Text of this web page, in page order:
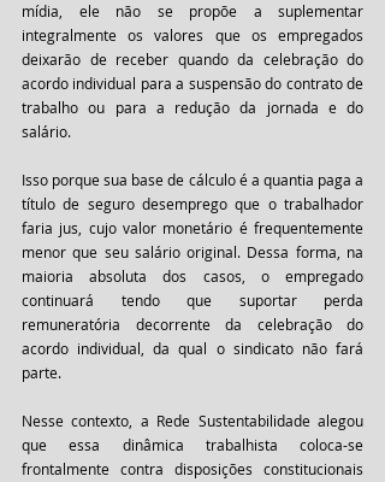
mídia, ele não se propõe a suplementar
integralmente os valores que os empregados
deixarão de receber quando da celebração do
acordo individual para a suspensão do contrato de
trabalho ou para a redução da jornada e do
salário.
Isso porque sua base de cálculo é a quantia paga a
título de seguro desemprego que o trabalhador
faria jus, cujo valor monetário é frequentemente
menor que seu salário original. Dessa forma, na
maioria absoluta dos casos, o empregado
continuará tendo que suportar perda
remuneratória decorrente da celebração do
acordo individual, da qual o sindicato não fará
parte.
Nesse contexto, a Rede Sustentabilidade alegou
que essa dinâmica trabalhista coloca-se
frontalmente contra disposições constitucionais